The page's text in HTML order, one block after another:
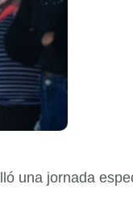
una jornada